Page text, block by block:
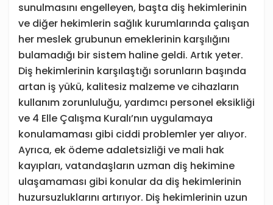
sunulmasını engelleyen, başta diş hekimlerinin
ve diğer hekimlerin sağlık kurumlarında çalışan
her meslek grubunun emeklerinin karşılığını
bulamadığı bir sistem haline geldi. Artık yeter.
Diş hekimlerinin karşılaştığı sorunların başında
artan iş yükü, kalitesiz malzeme ve cihazların
kullanım zorunluluğu, yardımcı personel eksikliği
ve 4 Elle Çalışma Kuralı’nın uygulamaya
konulamaması gibi ciddi problemler yer alıyor.
Ayrıca, ek ödeme adaletsizliği ve mali hak
kayıpları, vatandaşların uzman diş hekimine
ulaşamaması gibi konular da diş hekimlerinin
huzursuzluklarını artırıyor. Diş hekimlerinin uzun